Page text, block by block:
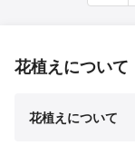
花植えについて
花植えについて